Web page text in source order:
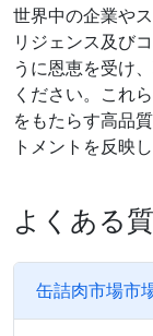
世界中の企業や
リジェンス及び
うに恩恵を受け
ください。これ
をもたらす高品
トメントを反映
よくある
缶詰肉市場市